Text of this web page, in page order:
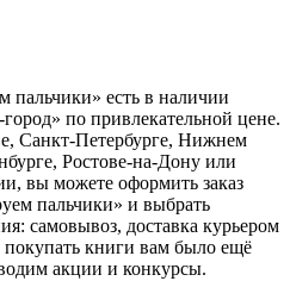
пальчики» есть в наличии
по привлекательной цене.
Санкт-Петербурге, Нижнем
Ростове-на-Дону или
вы можете оформить заказ
пальчики» и выбрать
самовывоз, доставка курьером
книги вам было ещё
акции и конкурсы.